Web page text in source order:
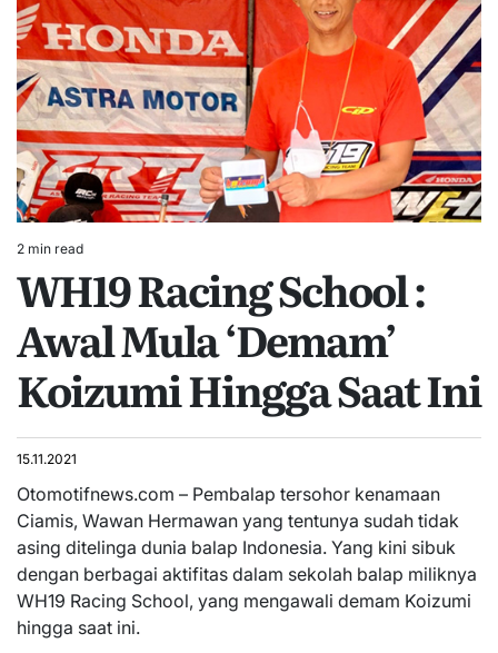
Estimated
read
time
2 min read
WH19 Racing School :
Awal Mula ‘Demam’
Koizumi Hingga Saat Ini
15.11.2021
Otomotifnews.com – Pembalap tersohor kenamaan
Ciamis, Wawan Hermawan yang tentunya sudah tidak
asing ditelinga dunia balap Indonesia. Yang kini sibuk
dengan berbagai aktifitas dalam sekolah balap miliknya
WH19 Racing School, yang mengawali demam Koizumi
hingga saat ini.